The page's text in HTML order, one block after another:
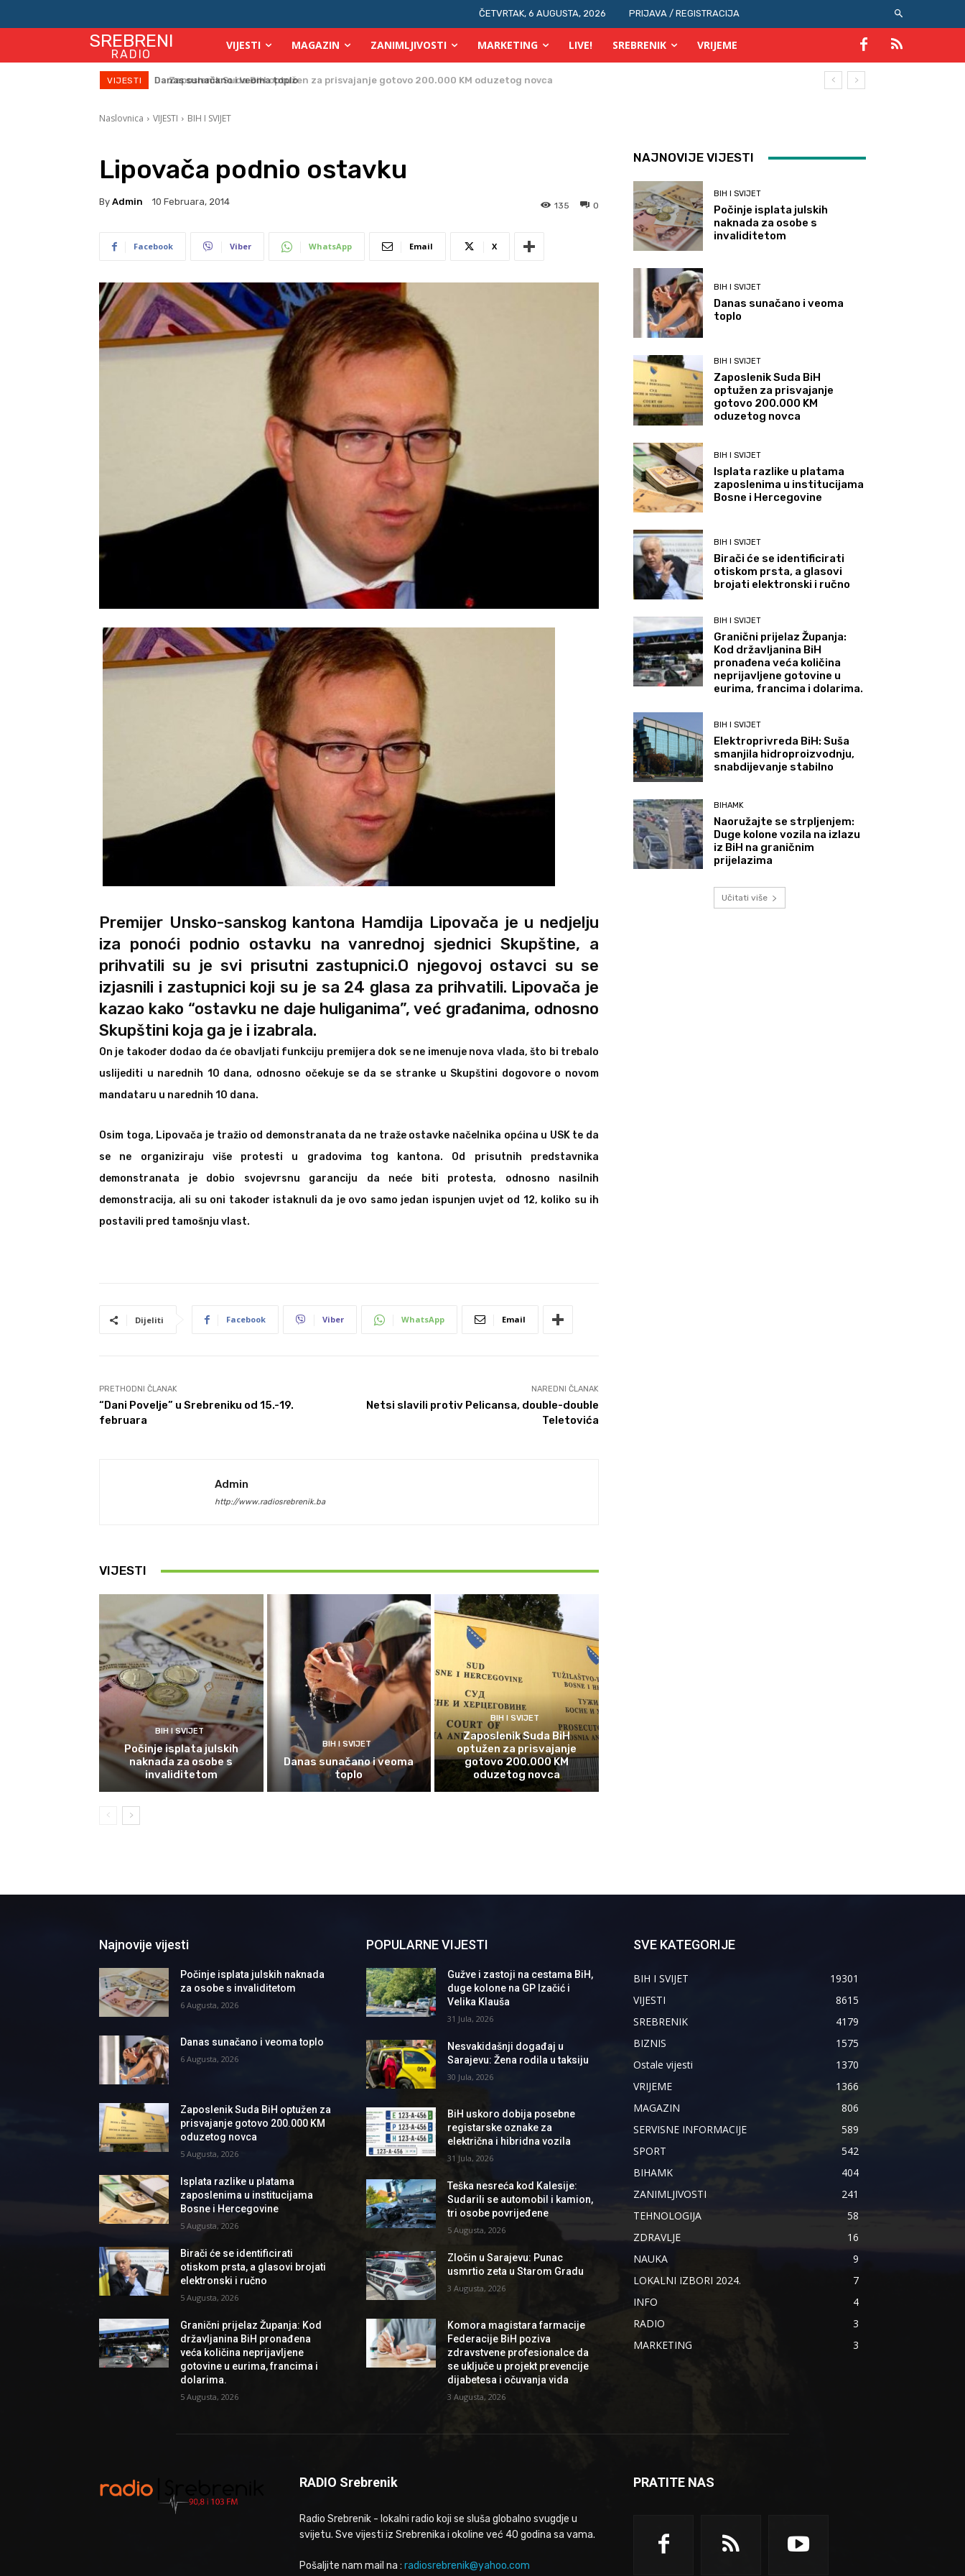
ČETVRTAK, 6 AUGUSTA, 2026 PRIJAVA / REGISTRACIJA
SREBRENI
RADIO
VIJESTI MAGAZIN ZANIMLJIVOSTI MARKETING LIVE! SREBRENIK VRIJEME
VIJESTI Zaposlenik Suda BiH optužen za prisvajanje gotovo 200.000 KM oduzetog novca
Naslovnica VIJESTI BIH I SVIJET
Lipovača podnio ostavku
By Admin 10 Februara, 2014 0
135
Facebook Viber WhatsApp Email X
Premijer Unsko-sanskog kantona Hamdija Lipovača je u nedjelju
iza ponoći podnio ostavku na vanrednoj sjednici Skupštine, a
prihvatili su je svi prisutni zastupnici.O njegovoj ostavci su se
izjasnili i zastupnici koji su je sa 24 glasa za prihvatili. Lipovača je
kazao kako “ostavku ne daje huliganima”, već građanima, odnosno
Skupštini koja ga je i izabrala.
On je također dodao da će obavljati funkciju premijera dok se ne imenuje nova vlada, što bi trebalo
uslijediti u narednih 10 dana, odnosno očekuje se da se stranke u Skupštini dogovore o novom
mandataru u narednih 10 dana.
Osim toga, Lipovača je tražio od demonstranata da ne traže ostavke načelnika općina u USK te da
se ne organiziraju više protesti u gradovima tog kantona. Od prisutnih predstavnika
demonstranata je dobio svojevrsnu garanciju da neće biti protesta, odnosno nasilnih
demonstracija, ali su oni također istaknuli da je ovo samo jedan ispunjen uvjet od 12, koliko su ih
postavili pred tamošnju vlast.
Dijeliti Facebook Viber WhatsApp Email
PRETHODNI ČLANAK
“Dani Povelje” u Srebreniku od 15.-19.
februara
NAREDNI ČLANAK
Netsi slavili protiv Pelicansa, double-double
Teletovića
Admin
http://www.radiosrebrenik.ba
VIJESTI
BIH I SVIJET
Počinje isplata julskih
naknada za osobe s
invaliditetom
BIH I SVIJET
Danas sunačano i veoma
toplo
BIH I SVIJET
Zaposlenik Suda BiH
optužen za prisvajanje
gotovo 200.000 KM
oduzetog novca
NAJNOVIJE VIJESTI
BIH I SVIJET
Počinje isplata julskih
naknada za osobe s
invaliditetom
BIH I SVIJET
Danas sunačano i veoma
toplo
BIH I SVIJET
Zaposlenik Suda BiH
optužen za prisvajanje
gotovo 200.000 KM
oduzetog novca
BIH I SVIJET
Isplata razlike u platama
zaposlenima u institucijama
Bosne i Hercegovine
BIH I SVIJET
Birači će se identificirati
otiskom prsta, a glasovi
brojati elektronski i ručno
BIH I SVIJET
Granični prijelaz Županja:
Kod državljanina BiH
pronađena veća količina
neprijavljene gotovine u
eurima, francima i dolarima.
BIH I SVIJET
Elektroprivreda BiH: Suša
smanjila hidroproizvodnju,
snabdijevanje stabilno
BIHAMK
Naoružajte se strpljenjem:
Duge kolone vozila na izlazu
iz BiH na graničnim
prijelazima
Učitati više
Najnovije vijesti
Počinje isplata julskih naknada
za osobe s invaliditetom
6 Augusta, 2026
Danas sunačano i veoma toplo
6 Augusta, 2026
Zaposlenik Suda BiH optužen za
prisvajanje gotovo 200.000 KM
oduzetog novca
5 Augusta, 2026
Isplata razlike u platama
zaposlenima u institucijama
Bosne i Hercegovine
5 Augusta, 2026
Birači će se identificirati
otiskom prsta, a glasovi brojati
elektronski i ručno
5 Augusta, 2026
Granični prijelaz Županja: Kod
državljanina BiH pronađena
veća količina neprijavljene
gotovine u eurima, francima i
dolarima.
5 Augusta, 2026
POPULARNE VIJESTI
Gužve i zastoji na cestama BiH,
duge kolone na GP Izačić i
Velika Klauša
31 Jula, 2026
Nesvakidašnji događaj u
Sarajevu: Žena rodila u taksiju
30 Jula, 2026
BiH uskoro dobija posebne
registarske oznake za
električna i hibridna vozila
31 Jula, 2026
Teška nesreća kod Kalesije:
Sudarili se automobil i kamion,
tri osobe povrijeđene
5 Augusta, 2026
Zločin u Sarajevu: Punac
usmrtio zeta u Starom Gradu
3 Augusta, 2026
Komora magistara farmacije
Federacije BiH poziva
zdravstvene profesionalce da
se uključe u projekt prevencije
dijabetesa i očuvanja vida
3 Augusta, 2026
SVE KATEGORIJE
BIH I SVIJET
19301
VIJESTI
8615
SREBRENIK
4179
BIZNIS
1575
Ostale vijesti
1370
VRIJEME
1366
MAGAZIN
806
SERVISNE INFORMACIJE
589
SPORT
542
BIHAMK
404
ZANIMLJIVOSTI
241
TEHNOLOGIJA
58
ZDRAVLJE
16
NAUKA
9
LOKALNI IZBORI 2024.
7
INFO
4
RADIO
3
MARKETING
3
RADIO Srebrenik
Radio Srebrenik - lokalni radio koji se sluša globalno svugdje u
svijetu. Sve vijesti iz Srebrenika i okoline već 40 godina sa vama.
Pošaljite nam mail na : radiosrebrenik@yahoo.com
PRATITE NAS